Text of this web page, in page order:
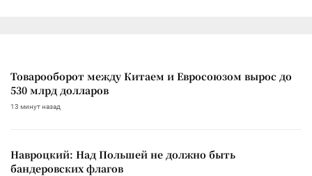
Товарооборот между Китаем и Евросоюзом вырос до
530 млрд долларов
13 минут назад
Навроцкий: Над Польшей не должно быть
бандеровских флагов